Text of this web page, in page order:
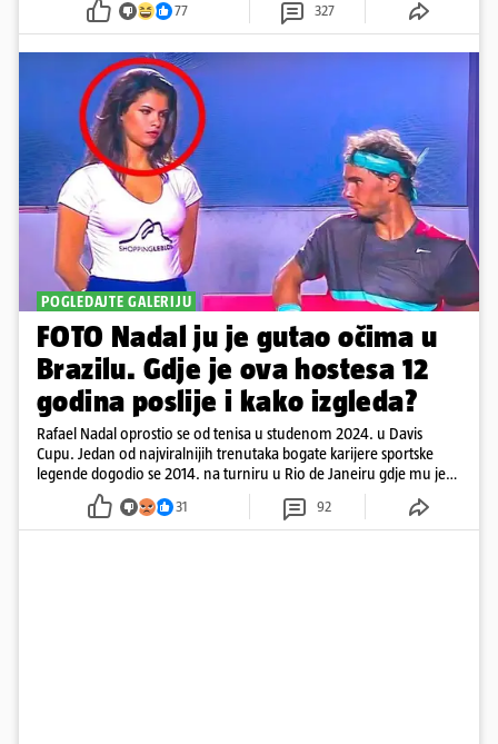
77 327
POGLEDAJTE GALERIJU
FOTO Nadal ju je gutao očima u
Brazilu. Gdje je ova hostesa 12
godina poslije i kako izgleda?
Rafael Nadal oprostio se od tenisa u studenom 2024. u Davis
Cupu. Jedan od najviralnijih trenutaka bogate karijere sportske
legende dogodio se 2014. na turniru u Rio de Janeiru gdje mu je
pažnju odvlačila ljepotica iza klupe
31 92